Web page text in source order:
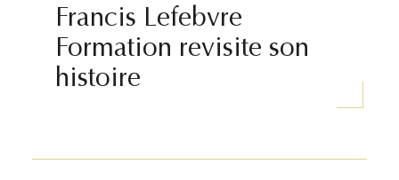
Francis Lefebvre
Formation revisite son
histoire